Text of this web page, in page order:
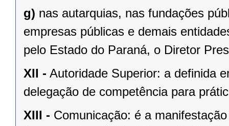
g) nas autarquias, nas fundações
empresas públicas e demais
pelo Estado do Paraná, o Diretor
XII - Autoridade Superior: a definida
delegação de competência para
XIII - Comunicação: é a